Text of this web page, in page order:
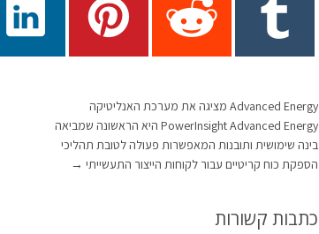
Advanced Energy מציגה את מערכת האנליטיקה
PowerInsight Advanced Energy היא הראשונה שמביאה
בינה שימושית ותובנות המאפשרות פעולה לטובת תהליכי
הספקת כוח קריטיים עבור לקוחות הייצור התעשייתי →
כתבות קשורות